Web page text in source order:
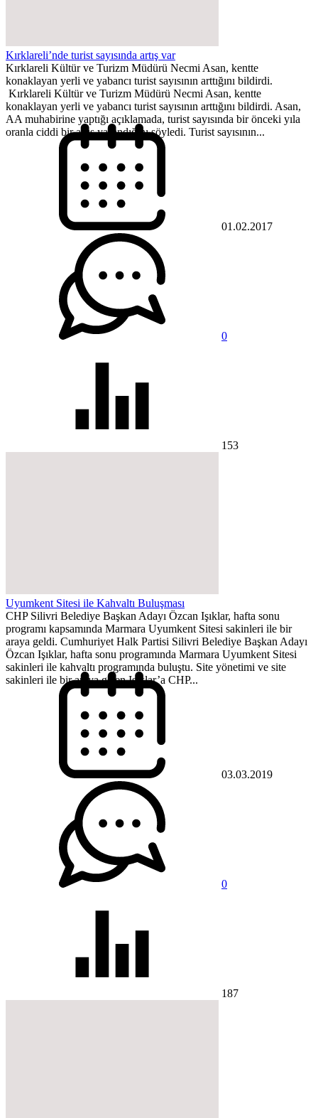
Kırklareli’nde turist sayısında artış var
Kırklareli Kültür ve Turizm Müdürü Necmi Asan, kentte
konaklayan yerli ve yabancı turist sayısının arttığını bildirdi.
Kırklareli Kültür ve Turizm Müdürü Necmi Asan, kentte
konaklayan yerli ve yabancı turist sayısının arttığını bildirdi. Asan,
AA muhabirine yaptığı açıklamada, turist sayısında bir önceki yıla
oranla ciddi bir artış yaşandığını söyledi. Turist sayısının...
01.02.2017
0
153
Uyumkent Sitesi ile Kahvaltı Buluşması
CHP Silivri Belediye Başkan Adayı Özcan Işıklar, hafta sonu
programı kapsamında Marmara Uyumkent Sitesi sakinleri ile bir
araya geldi. Cumhuriyet Halk Partisi Silivri Belediye Başkan Adayı
Özcan Işıklar, hafta sonu programında Marmara Uyumkent Sitesi
sakinleri ile kahvaltı programında buluştu. Site yönetimi ve site
sakinleri ile bir araya gelen Işıklar’a CHP...
03.03.2019
0
187